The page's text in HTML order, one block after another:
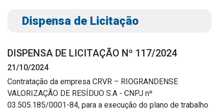
Gabinete do Vice-prefeito
Símbolos Oficiais
Estrutura Organizacional
Dispensa de Licitação
DISPENSA DE LICITAÇÃO Nº 117/2024
21/10/2024
Contratação da empresa CRVR – RIOGRANDENSE
VALORIZAÇÃO DE RESÍDUO S.A - CNPJ nº
03.505.185/0001-84, para a execução do plano de trabalho